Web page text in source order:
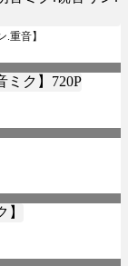
重音】